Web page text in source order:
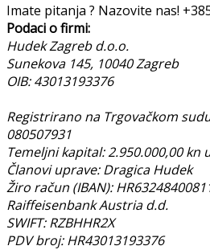
Imate pitanja ? Nazovite nas!
Podaci o firmi:
Hudek Zagreb d.o.o.
Sunekova 145, 10040 Zagreb
OIB: 43013193376
Registrirano na Trgovačkom
080507931
Temeljni kapital: 2.950.000,00 kn
Članovi uprave: Dragica Hudek
Žiro račun (IBAN):
Raiffeisenbank Austria d.d.
SWIFT: RZBHHR2X
PDV broj: HR43013193376